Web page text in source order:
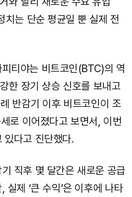
₩ 98.74 (+1.63%)
치는 단순 평균일 뿐 실제 전
티야는 비트코인(BTC)의 역
한 장기 상승 신호를 보내고
반감기 이후 비트코인이 조
로 이어졌다고 보면서, 이번
있다고 진단했다.
직후 몇 달간은 새로운 공급
제 ‘큰 수익’은 이후에 나타